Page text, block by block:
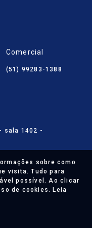
sobre como
visita. Tudo para
possível. Ao clicar
de cookies. Leia
Comercial
(51) 99283-1388
sala 1402 -
os direitos